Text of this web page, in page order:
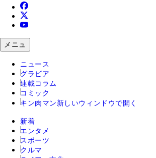
メニュ
ニュース
グラビア
連載コラム
コミック
キン肉マン 新しいウィンドウで開く
新着
エンタメ
スポーツ
クルマ